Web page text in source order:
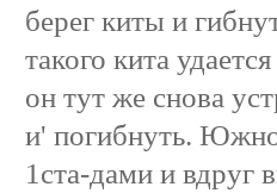
берег киты и
такого кита
он тут же снова
и' погибнуть.
1ста-дами и вдруг